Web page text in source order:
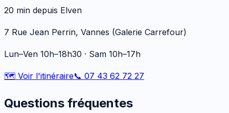
20 min depuis Elven
7 Rue Jean Perrin, Vannes (Galerie Carrefour)
Lun–Ven 10h–18h30 · Sam 10h–17h
🗺️ Voir l'itinéraire📞 07 43 62 72 27
Questions fréquentes